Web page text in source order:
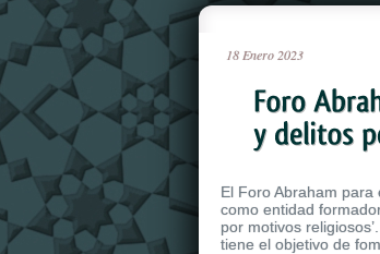
18 Enero 2023
El Foro Abraham
como entidad
por motivos
tiene el objetivo de